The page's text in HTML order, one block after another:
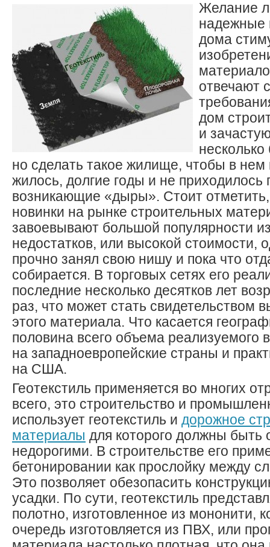
Желание
надежные
дома
отвечают
дом
и
но сделать такое жилище, чтобы в
жилось, долгие годы и не приходилось
возникающие «дыры». Стоит
новинки на рынке строительных
завоевывают большой популярности
недостатков, или высокой стоимости,
прочно занял свою нишу и пока что
собирается. В торговых сетях его
последние несколько десятков лет
раз, что может стать свидетельством
этого материала. Что касается
половина всего объема реализуемого
на западноевропейские страны и
на США.
Геотекстиль применяется во многих
всего, это строительство и
использует геотекстиль и дорожное
материалы для которого должны быть
недорогими. В строительстве его
бетонировании как прослойку между
Это позволяет обезопасить
усадки. По сути, геотекстиль
полотно, изготовленное из мононити,
очередь изготовляется из ПВХ, или